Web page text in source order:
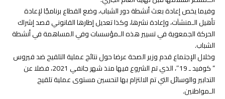
وفيما يخص إعادة بعث أنشطة دور الشباب، وضع القطاع برنامجًا لإعادة
تأهيل الـمنشآت، وإعادة نشرها، وكذا تعديل إطارها القانوني قصد إشراك
الحركة الجمعوية في تسيير هذه الـمؤسسات وفي المساهمة في أنشطة
الشباب.
وخلال الإجتماع قدم وزير الصحة عرضا حول نتائج عملية التلقيح ضد فيروس
” كوفيد ـ 19″، الذي تم الشروع فيها منذ شهر جانفي 2021، فضلا عن
التدابير والوسائل التي تم الالتزام بها لتحسين مستوى عملية تلقيح
الـمواطنين.